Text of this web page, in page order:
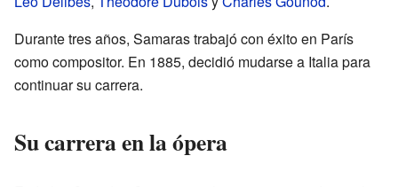
Durante tres años, Samaras trabajó con éxito en París
como compositor. En 1885, decidió mudarse a Italia para
continuar su carrera.
Su carrera en la ópera